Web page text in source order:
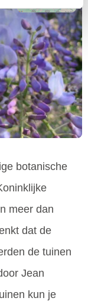
botanische
meer dan
dat de
de tuinen
Jean
kun je